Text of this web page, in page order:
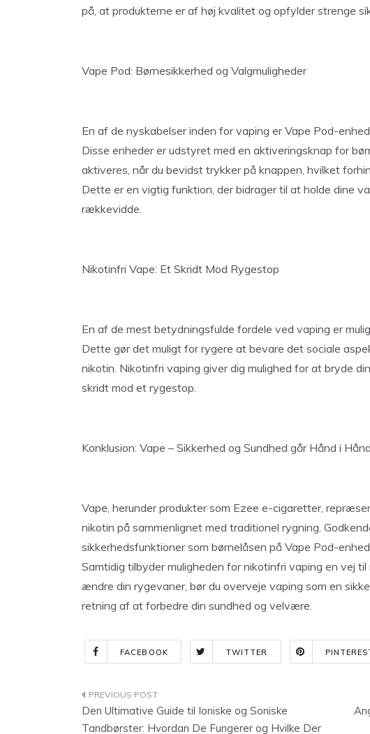
på, at produkterne er af høj kvalitet og opfylder strenge
Vape Pod: Børnesikkerhed og Valgmuligheder
En af de nyskabelser inden for vaping er Vape Pod-
Disse enheder er udstyret med en aktiveringsknap for
aktiveres, når du bevidst trykker på knappen, hvilket
Dette er en vigtig funktion, der bidrager til at holde dine
rækkevidde.
Nikotinfri Vape: Et Skridt Mod Rygestop
En af de mest betydningsfulde fordele ved vaping er
Dette gør det muligt for rygere at bevare det sociale
nikotin. Nikotinfri vaping giver dig mulighed for at bryde
skridt mod et rygestop.
Konklusion: Vape – Sikkerhed og Sundhed går Hånd i Hånd
Vape, herunder produkter som Ezee e-cigaretter,
nikotin på sammenlignet med traditionel rygning.
sikkerhedsfunktioner som børnelåsen på Vape Pod-
Samtidig tilbyder muligheden for nikotinfri vaping en vej
ændre din rygevaner, bør du overveje vaping som en
retning af at forbedre din sundhed og velvære.
FACEBOOK TWITTER
Indlægsnavigation
Den Ultimative Guide til Ioniske og Soniske
Tandbørster: Hvordan De Fungerer og Hvilke Der